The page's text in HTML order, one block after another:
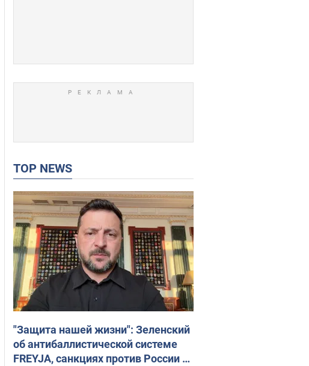
TOP NEWS
"Защита нашей жизни": Зеленский
об антибаллистической системе
FREYJA, санкциях против России и